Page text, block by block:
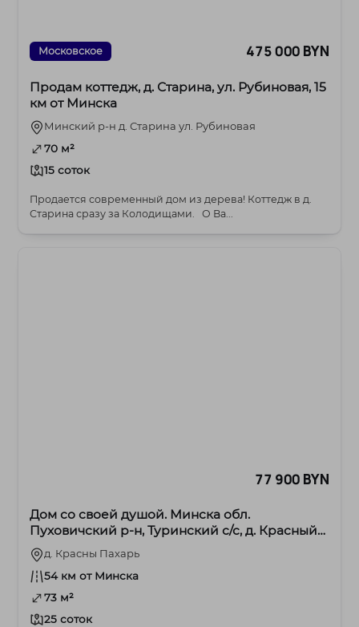
Московское 475 000 BYN
Продам коттедж, д. Старина, ул. Рубиновая, 15
км от Минска
Минский р-н д. Старина ул. Рубиновая
70 м²
15 соток
Продается современный дом из дерева! Коттедж в д.
Старина сразу за Колодищами. О Ва...
77 900 BYN
Дом со своей душой. Минска обл.
Пуховичский р-н, Туринский с/с, д. Красный
Пахарь
д. Красны Пахарь
54 км от Минска
73 м²
25 соток